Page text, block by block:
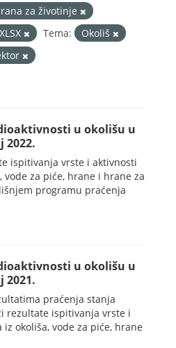
za životinje
XLSX Tema:
Okoliš
u okolišu u
2022.
ispitivanja vrste i aktivnosti
za piće, hrane i hrane za
programu praćenja
u okolišu u
2021.
praćenja stanja
rezultate ispitivanja vrste i
okoliša, vode za piće, hrane